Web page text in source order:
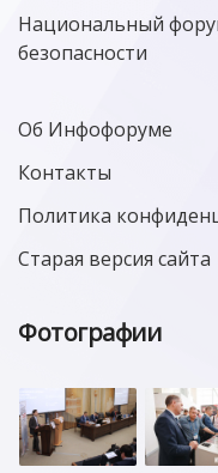
Национальный
безопасности
Об Инфофоруме
Контакты
Политика
Старая версия сайта
Фотографии